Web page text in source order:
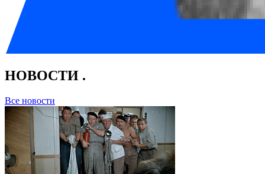
НОВОСТИ .
Все новости